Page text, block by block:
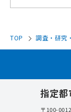
TOP 調査・研究
指定
〒100-0012